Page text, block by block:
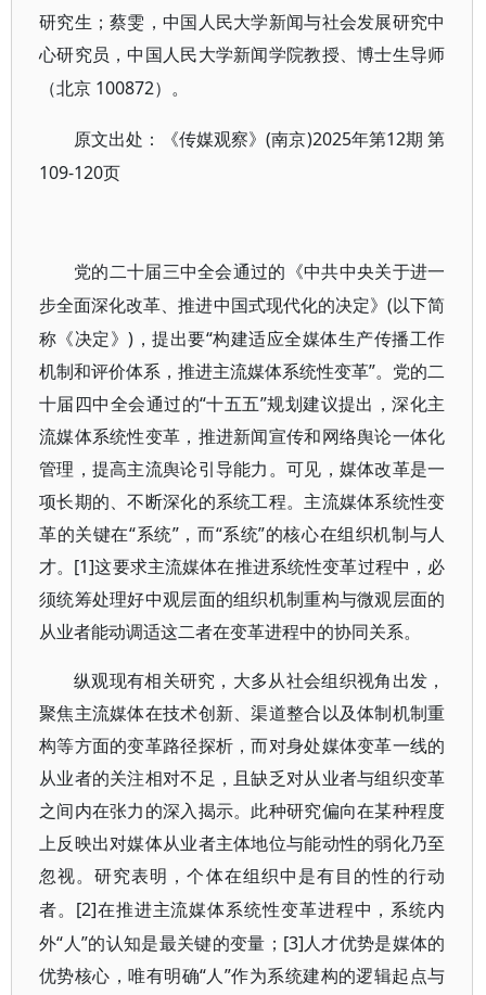
研究生；蔡雯，中国人民大学新闻与社会发展研究中
心研究员，中国人民大学新闻学院教授、博士生导师
（北京 100872）。
原文出处：《传媒观察》(南京)2025年第12期 第
109-120页
党的二十届三中全会通过的《中共中央关于进一
步全面深化改革、推进中国式现代化的决定》(以下简
称《决定》)，提出要“构建适应全媒体生产传播工作
机制和评价体系，推进主流媒体系统性变革”。党的二
十届四中全会通过的“十五五”规划建议提出，深化主
流媒体系统性变革，推进新闻宣传和网络舆论一体化
管理，提高主流舆论引导能力。可见，媒体改革是一
项长期的、不断深化的系统工程。主流媒体系统性变
革的关键在“系统”，而“系统”的核心在组织机制与人
才。[1]这要求主流媒体在推进系统性变革过程中，必
须统筹处理好中观层面的组织机制重构与微观层面的
从业者能动调适这二者在变革进程中的协同关系。
纵观现有相关研究，大多从社会组织视角出发，
聚焦主流媒体在技术创新、渠道整合以及体制机制重
构等方面的变革路径探析，而对身处媒体变革一线的
从业者的关注相对不足，且缺乏对从业者与组织变革
之间内在张力的深入揭示。此种研究偏向在某种程度
上反映出对媒体从业者主体地位与能动性的弱化乃至
忽视。研究表明，个体在组织中是有目的性的行动
者。 [2]在推进主流媒体系统性变革进程中，系统内
外“人”的认知是最关键的变量；[3]人才优势是媒体的
优势核心，唯有明确“人”作为系统建构的逻辑起点与